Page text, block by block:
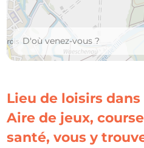
Lieu de loisirs
Aire de jeux,
santé, vous y